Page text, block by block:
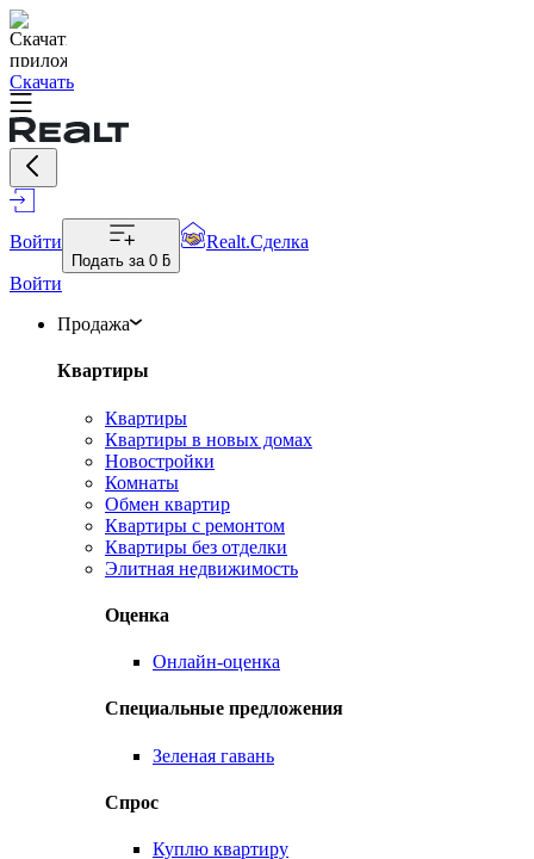
Скачать
Войти
Подать за 0 ƃ
Realt.Сделка
Войти
Продажа
Квартиры
Квартиры
Квартиры в новых домах
Новостройки
Комнаты
Обмен квартир
Квартиры с ремонтом
Квартиры без отделки
Элитная недвижимость
Оценка
Онлайн-оценка
Специальные предложения
Зеленая гавань
Спрос
Куплю квартиру